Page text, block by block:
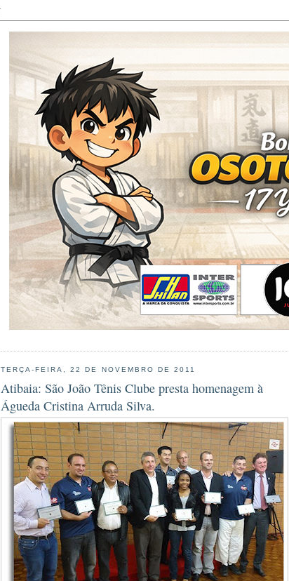
TERÇA-FEIRA, 22 DE NOVEMBRO DE 2011
Atibaia: São João Tênis Clube presta homenagem à
Águeda Cristina Arruda Silva.